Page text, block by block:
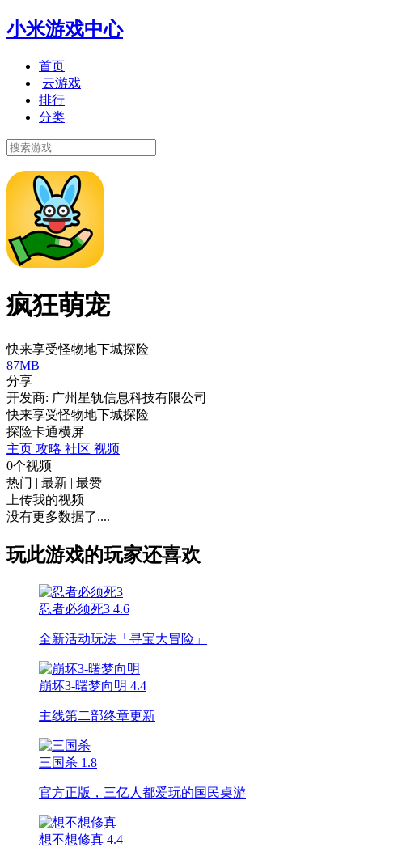
小米游戏中心
首页
云游戏
排行
分类
疯狂萌宠
快来享受怪物地下城探险
87MB
分享
开发商: 广州星轨信息科技有限公司
快来享受怪物地下城探险
探险卡通横屏
主页 攻略 社区 视频
0个视频
热门 | 最新 | 最赞
上传我的视频
没有更多数据了....
玩此游戏的玩家还喜欢
忍者必须死3 4.6
全新活动玩法「寻宝大冒险」
崩坏3-曙梦向明 4.4
主线第二部终章更新
三国杀 1.8
官方正版，三亿人都爱玩的国民桌游
想不想修真 4.4